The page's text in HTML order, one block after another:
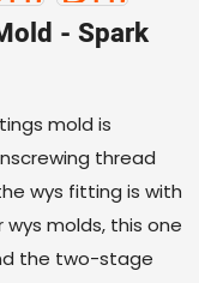
- Spark
mold is
thread
wys fitting is with
molds, this one
the two-stage